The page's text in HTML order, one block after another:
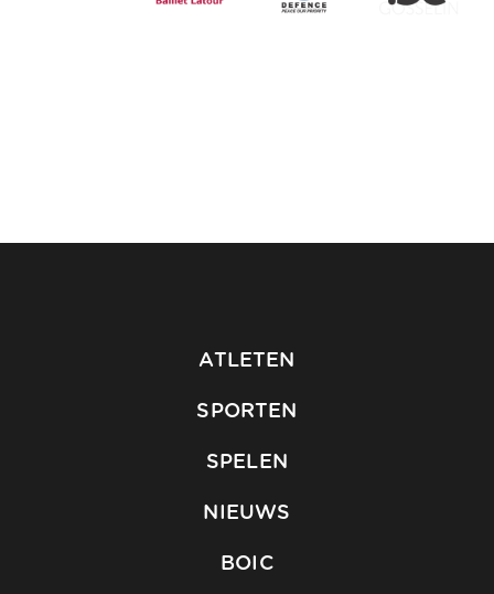
ATLETEN
SPORTEN
SPELEN
NIEUWS
BOIC